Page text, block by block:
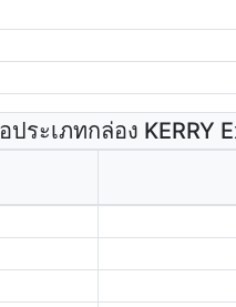
ระเภทกล่อง KERRY